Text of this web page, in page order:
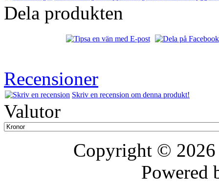
Dela produkten
Recensioner
Skriv en recension om denna produkt!
Valutor
Copyright ©
Powered